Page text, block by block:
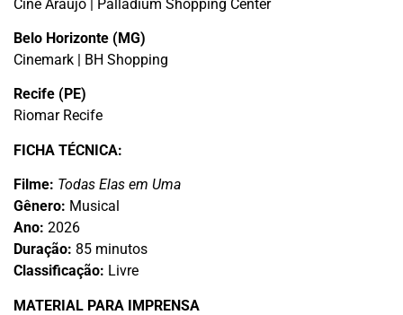
Cine Araújo | Palladium Shopping Center
Belo Horizonte (MG)
Cinemark | BH Shopping
Recife (PE)
Riomar Recife
FICHA TÉCNICA:
Filme: Todas Elas em Uma
Gênero: Musical
Ano: 2026
Duração: 85 minutos
Classificação: Livre
MATERIAL PARA IMPRENSA